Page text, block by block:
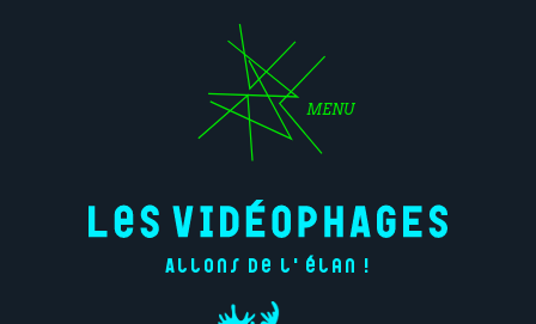
MENU
Allons de l'élan !